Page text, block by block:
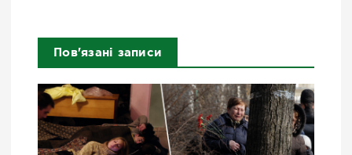
Пов'язані записи